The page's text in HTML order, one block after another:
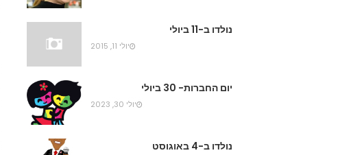
נולדו ב-11 ביולי
יולי 11, 2015
יום החברות- 30 ביולי
יולי 30, 2023
נולדו ב-4 באוגוסט